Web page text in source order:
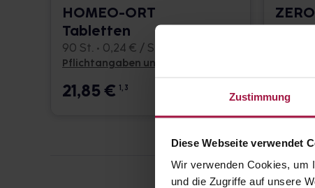
Zustimmung
Diese Webseite verwendet
Wir verwenden Cookies, um
und die Zugriffe auf unsere
HOMEO-ORT
Tabletten
90 St. • 0,24 € / St.
Pflichtangaben und Details
21,85€ 1, 3 9,90